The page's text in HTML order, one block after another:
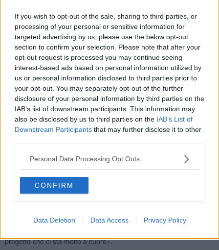
If you wish to opt-out of the sale, sharing to third parties, or
processing of your personal or sensitive information for
targeted advertising by us, please use the below opt-out
section to confirm your selection. Please note that after your
opt-out request is processed you may continue seeing
interest-based ads based on personal information utilized by
us or personal information disclosed to third parties prior to
your opt-out. You may separately opt-out of the further
disclosure of your personal information by third parties on the
IAB’s list of downstream participants. This information may
also be disclosed by us to third parties on the IAB’s List of
Downstream Participants that may further disclose it to other
Personal Data Processing Opt Outs
CONFIRM
Data Deletion Data Access Privacy Policy
Aps.
«Ringrazio la Usd Tegoleto e l’Associazione Comunità & Tegoleto
Aps per questa importante donazione – diceMarco Martini,
Direttore UOC Pediatria PO Arezzo-. Questo denaro andrà ad
alimentare il nostro fondo con il quale abbiamo intenzione di
acquistare i dispositivi necessari ad allestire la nuova stanza delle
procedure, in prossimità del pronto soccorso pediatrico che si trova
all’ingresso del nostro reparto».
«Si tratta di una stanza importante per il lavoro dei professionisti
sanitari e per la salute dei bambini – prosegue ildr. Martini-. In
questa stanza, infatti, saranno effettuate tutte quelle procedure che
comportano la sedazione, propedeutica all’effettuazione di
trattamenti come la puntura lombare, accessi venosi complicati e
tutti quegli interventi di sedazione procedurale, importanti per
permettere agli operatori sanitari di somministrare i trattamenti
necessari nella massima sicurezza per i piccoli pazienti. Un grazie
hanno scelto di aderire all’iniziativa promossa in occasione della
progetto che ci sta molto a cuore».